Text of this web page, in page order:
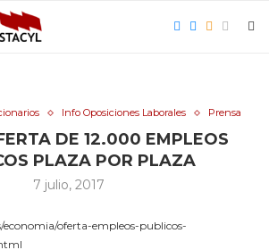
Info Oposiciones Laborales Prensa
DE 12.000 EMPLEOS
PLAZA POR PLAZA
7 julio, 2017
oferta-empleos-publicos-